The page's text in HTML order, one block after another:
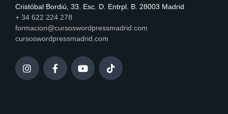
Cristóbal Bordiú, 33. Esc. D. Entrpl. B. 28003 Madrid
+ 34 622 224 278
formacion@cursoswordpressmadrid.com
cursoswordpressmadrid.com